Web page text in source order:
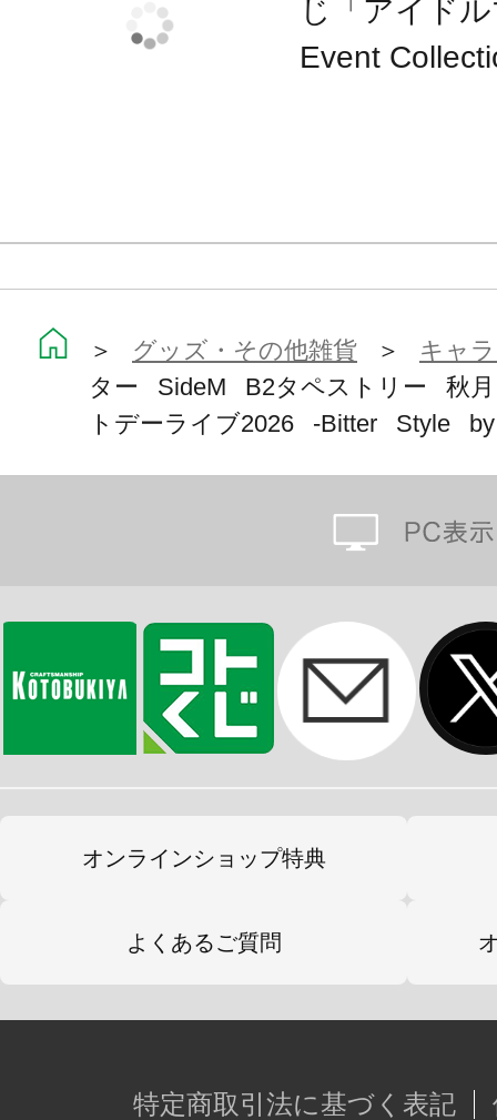
じ「アイド
Event
＞ グッズ・その他雑貨 ＞ キャ
ター SideM B2タペストリー 秋
トデーライブ2026 -Bitter Style
オンラインショップ特典
よくあるご質問
特定商取引法に基づく表記